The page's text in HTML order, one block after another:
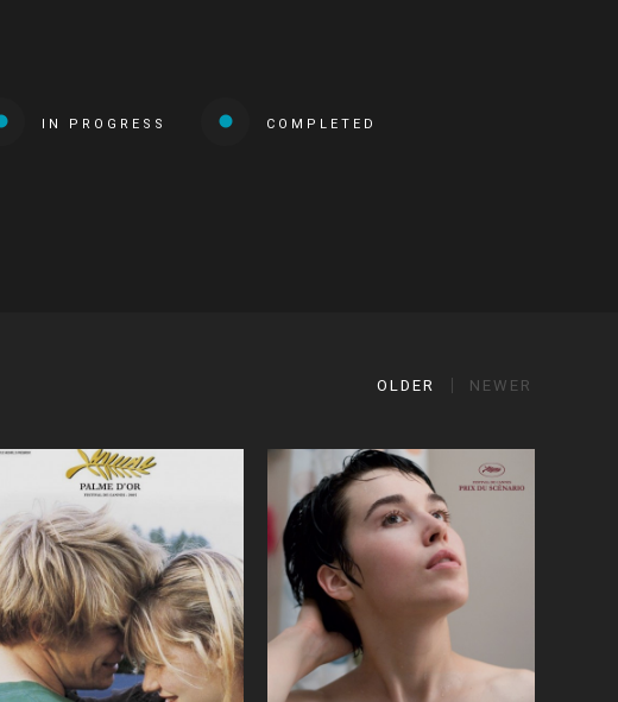
IN PROGRESS COMPLETED
OLDER NEWER